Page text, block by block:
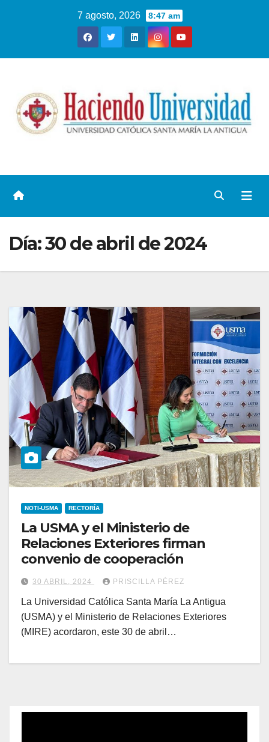
7 agosto, 2026 8:47 am
Día:30 de abril de 2024
NOTI-USMA RECTORÍA
La USMA y el Ministerio de
Relaciones Exteriores firman
convenio de cooperación
30 ABRIL, 2024 PRISCILLA PÉREZ
La Universidad Católica Santa María La Antigua
(USMA) y el Ministerio de Relaciones Exteriores
(MIRE) acordaron, este 30 de abril…